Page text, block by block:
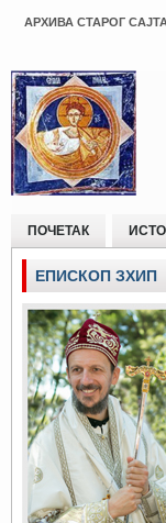
АРХИВА СТАРОГ САЈТА
ПОЧЕТАК
ЕПИСКОП ЗХИП